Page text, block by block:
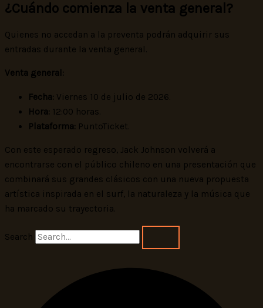
¿Cuándo comienza la venta general?
Quienes no accedan a la preventa podrán adquirir sus
entradas durante la venta general.
Venta general:
Fecha: Viernes 10 de julio de 2026.
Hora: 12:00 horas.
Plataforma: PuntoTicket.
Con este esperado regreso, Jack Johnson volverá a
encontrarse con el público chileno en una presentación que
combinará sus grandes clásicos con una nueva propuesta
artística inspirada en el surf, la naturaleza y la música que
ha marcado su trayectoria.
Search